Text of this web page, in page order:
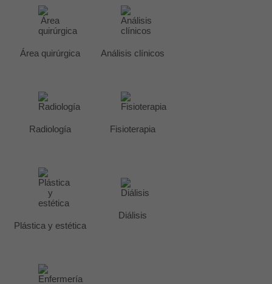
Área quirúrgica Análisis clínicos
Radiología Fisioterapia
Plástica y estética
Diálisis